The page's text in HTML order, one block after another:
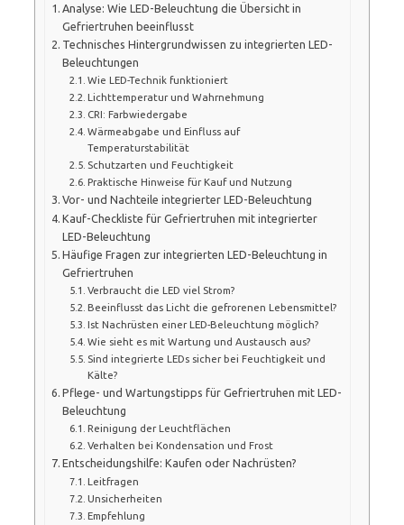
Analyse: Wie LED-Beleuchtung die Übersicht in
Gefriertruhen beeinflusst
Technisches Hintergrundwissen zu integrierten LED-
Beleuchtungen
Wie LED-Technik funktioniert
Lichttemperatur und Wahrnehmung
CRI: Farbwiedergabe
Wärmeabgabe und Einfluss auf
Temperaturstabilität
Schutzarten und Feuchtigkeit
Praktische Hinweise für Kauf und Nutzung
Vor- und Nachteile integrierter LED-Beleuchtung
Kauf-Checkliste für Gefriertruhen mit integrierter
LED-Beleuchtung
Häufige Fragen zur integrierten LED-Beleuchtung in
Gefriertruhen
Verbraucht die LED viel Strom?
Beeinflusst das Licht die gefrorenen Lebensmittel?
Ist Nachrüsten einer LED-Beleuchtung möglich?
Wie sieht es mit Wartung und Austausch aus?
Sind integrierte LEDs sicher bei Feuchtigkeit und
Kälte?
Pflege- und Wartungstipps für Gefriertruhen mit LED-
Beleuchtung
Reinigung der Leuchtflächen
Verhalten bei Kondensation und Frost
Entscheidungshilfe: Kaufen oder Nachrüsten?
Leitfragen
Unsicherheiten
Empfehlung